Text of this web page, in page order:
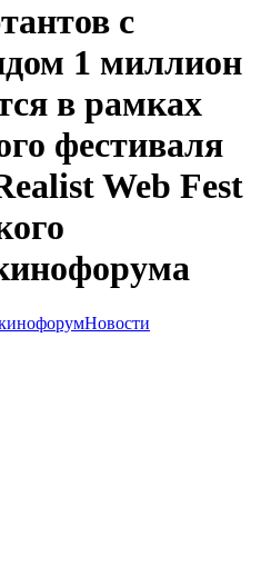
с
1 миллион
в рамках
фестиваля
Web Fest
Новости